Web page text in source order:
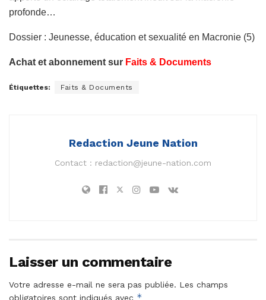
profonde…
Dossier : Jeunesse, éducation et sexualité en Macronie (5)
Achat et abonnement sur Faits & Documents
Étiquettes: Faits & Documents
Redaction Jeune Nation
Contact : redaction@jeune-nation.com
Laisser un commentaire
Votre adresse e-mail ne sera pas publiée. Les champs
obligatoires sont indiqués avec *